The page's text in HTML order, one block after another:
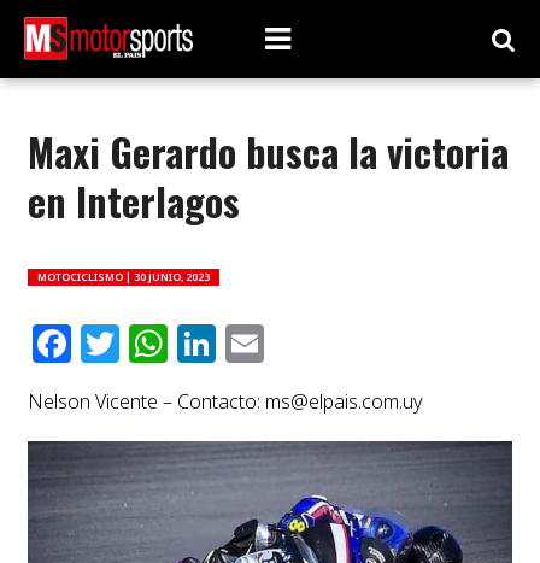
Maxi Gerardo busca la victoria
en Interlagos
MOTOCICLISMO | 30 JUNIO, 2023
Facebook
Twitter
WhatsApp
LinkedIn
Email
Nelson Vicente – Contacto: ms@elpais.com.uy